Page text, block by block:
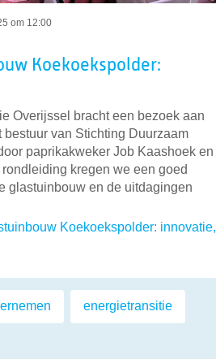
om 12:00
Koekoekspolder:
Overijssel bracht een bezoek aan
bestuur van Stichting Duurzaam
paprikakweker Job Kaashoek en
kregen we een goed
glastuinbouw en de uitdagingen
Koekoekspolder: innovatie,
energietransitie